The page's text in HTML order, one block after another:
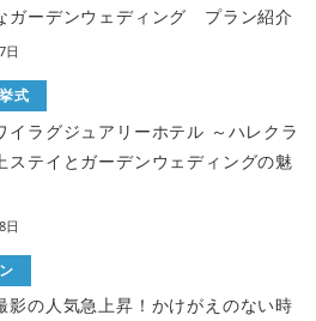
ガーデンウェディング プラン紹介
日
式
イラグジュアリーホテル ～ハレクラ
ステイとガーデンウェディングの魅
日
影の人気急上昇！かけがえのない時